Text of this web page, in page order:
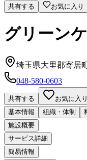
共有する お気に入り
グリーン
埼玉県大里郡寄居
048-580-0603
共有する
お気に入り
基本情報
組織・体制
施設概要
サービス詳細
簡易情報